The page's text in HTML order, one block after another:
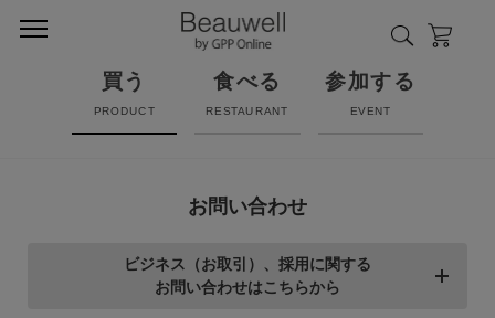
買う
PRODUCT
食べる
RESTAURANT
参加する
EVENT
お問い合わせ
ビジネス（お取引）、採用に関する
お問い合わせはこちらから